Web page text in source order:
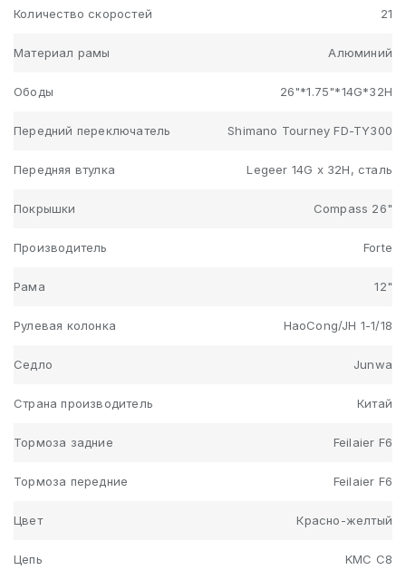
Количество скоростей 21
Материал рамы Алюминий
Ободы 26"*1.75"*14G*32H
Передний переключатель Shimano Tourney FD-TY300
Передняя втулка Legeer 14G x 32H, сталь
Покрышки Compass 26"
Производитель Forte
Рама 12"
Рулевая колонка HaoCong/JH 1-1/18
Седло Junwa
Страна производитель Китай
Тормоза задние Feilaier F6
Тормоза передние Feilaier F6
Цвет Красно-желтый
Цепь KMC C8